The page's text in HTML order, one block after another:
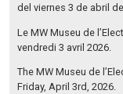
del viernes 3 de abril
Le MW Museu de
vendredi 3 avril 2026.
The MW Museu de
Friday, April 3rd, 2026.